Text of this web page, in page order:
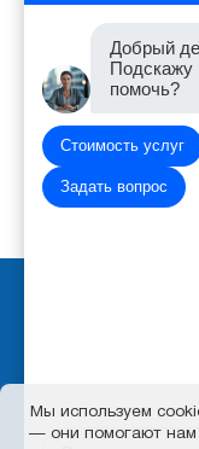
Мы используем
— они помогают нам
Последние
Центр
Добрый
Подскажу
помочь?
Стоимость услуг
Задать вопрос